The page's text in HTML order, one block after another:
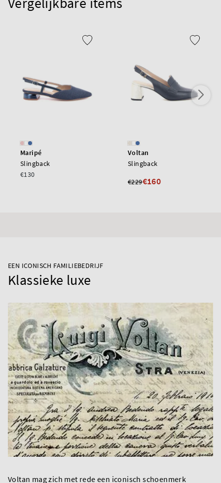
Maripé
Slingback
€130
Voltan
Slingback
€229€160
EEN ICONISCH FAMILIEBEDRIJF
Klassieke luxe
Voltan mag zich met rede een iconisch schoenmerk